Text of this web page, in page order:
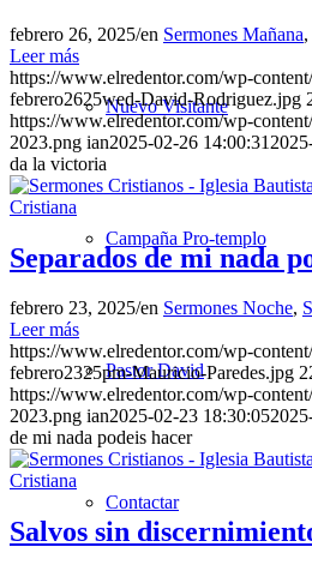
Nuevo Visitante
Campaña Pro-templo
Pastor David
Contactar
febrero 26, 2025/en Sermones Mañana,
Leer más
https://www.elredentor.com/wp-
febrero2625wed-David-Rodriguez.jpg
https://www.elredentor.com/wp-
2023.png ian2025-02-26 14:00:31
da la victoria
Separados de mi nada
febrero 23, 2025/en Sermones Noche,
Leer más
https://www.elredentor.com/wp-
febrero2325pm-Mauricio-Paredes.jpg
https://www.elredentor.com/wp-
2023.png ian2025-02-23 18:30:05
de mi nada podeis hacer
Salvos sin